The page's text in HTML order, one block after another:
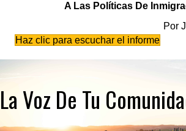
A Las Políticas De
Por
Haz clic para escuchar el informe
La Voz De Tu